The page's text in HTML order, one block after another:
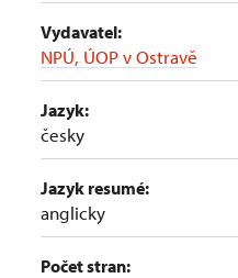
Vydavatel:
NPÚ, ÚOP v Ostravě
Jazyk:
česky
Jazyk resumé:
anglicky
Počet stran: